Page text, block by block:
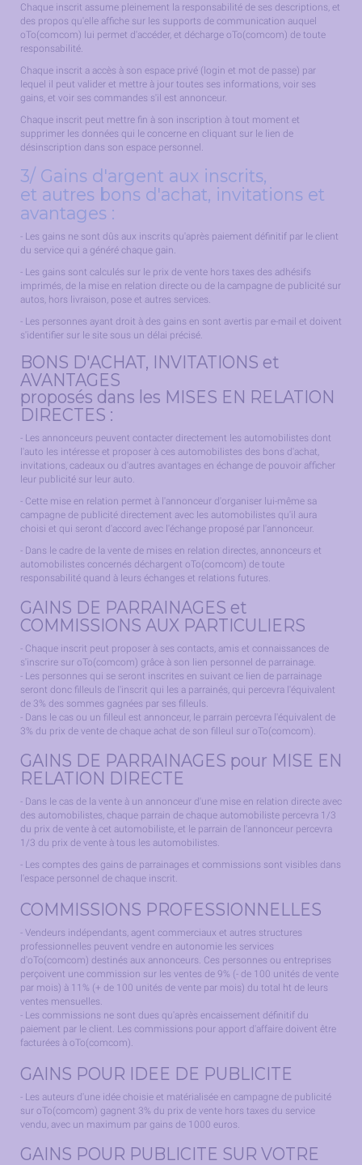
Chaque inscrit assume pleinement la responsabilité de ses descriptions, et
des propos qu'elle affiche sur les supports de communication auquel
oTo(comcom) lui permet d'accéder, et décharge oTo(comcom) de toute
responsabilité.
Chaque inscrit a accès à son espace privé (login et mot de passe) par
lequel il peut valider et mettre à jour toutes ses informations, voir ses
gains, et voir ses commandes s'il est annonceur.
Chaque inscrit peut mettre fin à son inscription à tout moment et
supprimer les données qui le concerne en cliquant sur le lien de
désinscription dans son espace personnel.
3/ Gains d'argent aux inscrits,
et autres bons d'achat, invitations et
avantages :
- Les gains ne sont dûs aux inscrits qu'après paiement définitif par le client
du service qui a généré chaque gain.
- Les gains sont calculés sur le prix de vente hors taxes des adhésifs
imprimés, de la mise en relation directe ou de la campagne de publicité sur
autos, hors livraison, pose et autres services.
- Les personnes ayant droit à des gains en sont avertis par e-mail et doivent
s'identifier sur le site sous un délai précisé.
BONS D'ACHAT, INVITATIONS et
AVANTAGES
proposés dans les MISES EN RELATION
DIRECTES :
- Les annonceurs peuvent contacter directement les automobilistes dont
l'auto les intéresse et proposer à ces automobilistes des bons d'achat,
invitations, cadeaux ou d'autres avantages en échange de pouvoir afficher
leur publicité sur leur auto.
- Cette mise en relation permet à l'annonceur d'organiser lui-même sa
campagne de publicité directement avec les automobilistes qu'il aura
choisi et qui seront d'accord avec l'échange proposé par l'annonceur.
- Dans le cadre de la vente de mises en relation directes, annonceurs et
automobilistes concernés déchargent oTo(comcom) de toute
responsabilité quand à leurs échanges et relations futures.
GAINS DE PARRAINAGES et
COMMISSIONS AUX PARTICULIERS
- Chaque inscrit peut proposer à ses contacts, amis et connaissances de
s'inscrire sur oTo(comcom) grâce à son lien personnel de parrainage.
- Les personnes qui se seront inscrites en suivant ce lien de parrainage
seront donc filleuls de l'inscrit qui les a parrainés, qui percevra l'équivalent
de 3% des sommes gagnées par ses filleuls.
- Dans le cas ou un filleul est annonceur, le parrain percevra l'équivalent de
3% du prix de vente de chaque achat de son filleul sur oTo(comcom).
GAINS DE PARRAINAGES pour MISE EN
RELATION DIRECTE
- Dans le cas de la vente à un annonceur d'une mise en relation directe avec
des automobilistes, chaque parrain de chaque automobiliste percevra 1/3
du prix de vente à cet automobiliste, et le parrain de l'annonceur percevra
1/3 du prix de vente à tous les automobilistes.
- Les comptes des gains de parrainages et commissions sont visibles dans
l'espace personnel de chaque inscrit.
COMMISSIONS PROFESSIONNELLES
- Vendeurs indépendants, agent commerciaux et autres structures
professionnelles peuvent vendre en autonomie les services
d'oTo(comcom) destinés aux annonceurs. Ces personnes ou entreprises
perçoivent une commission sur les ventes de 9% (- de 100 unités de vente
par mois) à 11% (+ de 100 unités de vente par mois) du total ht de leurs
ventes mensuelles.
- Les commissions ne sont dues qu'après encaissement définitif du
paiement par le client. Les commissions pour apport d'affaire doivent être
facturées à oTo(comcom).
GAINS POUR IDEE DE PUBLICITE
- Les auteurs d'une idée choisie et matérialisée en campagne de publicité
sur oTo(comcom) gagnent 3% du prix de vente hors taxes du service
vendu, avec un maximum par gains de 1000 euros.
GAINS POUR PUBLICITE SUR VOTRE